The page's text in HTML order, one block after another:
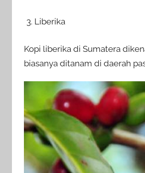
Liberika
Kopi liberika di Sumatera
biasanya ditanam di daerah